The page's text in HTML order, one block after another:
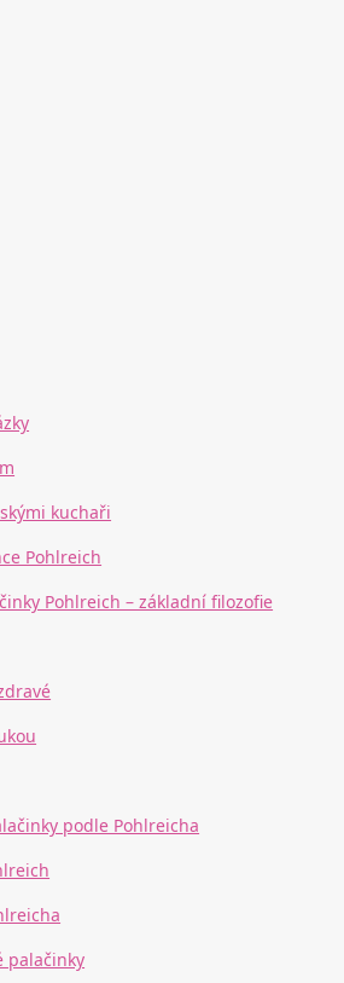
kuchaři
Pohlreich
Pohlreich – základní filozofie
podle Pohlreicha
palačinky